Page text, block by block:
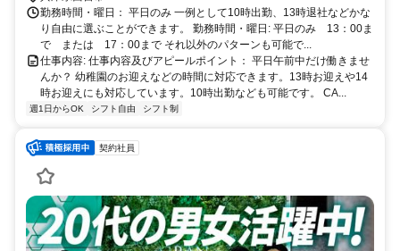
ショッピングセンター内
勤務時間・曜日： 平日のみ 一例として10時出勤、13時退社などかな
り自由に選ぶことができます。 勤務時間・曜日: 平日のみ 13：00ま
で または 17：00まで それ以外のパターンも可能で...
仕事内容: 仕事内容及びアピールポイント： 平日午前中だけ働きませ
んか？ 幼稚園のお迎えなどの時間に対応できます。13時お迎えや14
時お迎えにも対応しています。10時出勤なども可能です。 CA...
週1日からOK シフト自由 シフト制
契約社員